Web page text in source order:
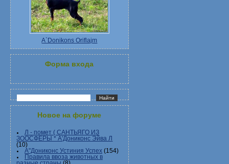
A`Donikons Oriflajm
Форма входа
Новое на форуме
Л - помет ( САНТЬЯГО ИЗ
ЗООСФЕРЫ * А'Дониконс Эйва Л
(10)
А"Дониконс Устиния Успех (154)
Правила ввоза животных в